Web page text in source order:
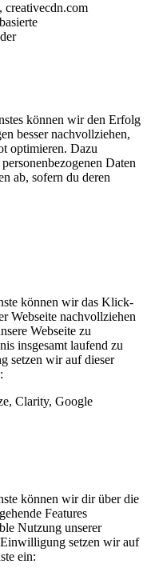
können wir den Erfolg
besser nachvollziehen,
optimieren. Dazu
Daten
ab, sofern du deren
können wir das Klick-
Webseite nachvollziehen
Webseite zu
insgesamt laufend zu
setzen wir auf dieser
Clarity, Google
können wir dir über die
Features
Nutzung unserer
setzen wir auf
ein: